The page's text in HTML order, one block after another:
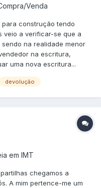
Venda
para construção tendo
veio a verificar-se que a
na realidade menor
na escritura,
uma nova escritura...
devolução
em IMT
chegamos a
A mim pertence-me um